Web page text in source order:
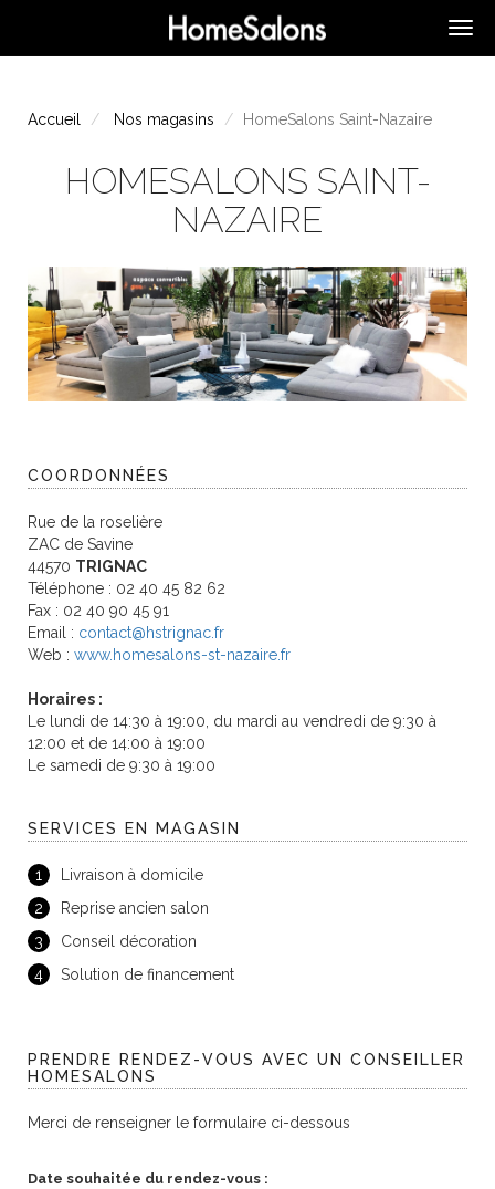
Accueil Nos magasins HomeSalons Saint-Nazaire
HOMESALONS SAINT-
NAZAIRE
COORDONNÉES
Rue de la roselière
ZAC de Savine
44570 TRIGNAC
Téléphone : 02 40 45 82 62
Fax : 02 40 90 45 91
Email : contact@hstrignac.fr
Web : www.homesalons-st-nazaire.fr
Horaires :
Le lundi de 14:30 à 19:00, du mardi au vendredi de 9:30 à
12:00 et de 14:00 à 19:00
Le samedi de 9:30 à 19:00
SERVICES EN MAGASIN
1
Livraison à domicile
2
Reprise ancien salon
3
Conseil décoration
4
Solution de financement
PRENDRE RENDEZ-VOUS AVEC UN CONSEILLER
HOMESALONS
Merci de renseigner le formulaire ci-dessous
Date souhaitée du rendez-vous :